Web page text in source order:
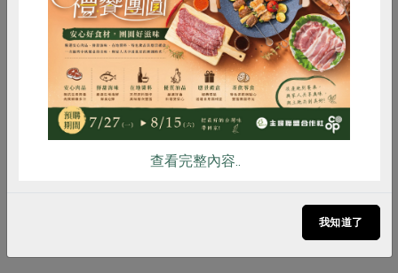
蔡志強(立川農場股份有限公司)
吳郭魚-500g
冷凍
$165 暫無庫存
蔡志強(立川農場股份有限公司)
吳郭魚下巴-500g
500公克
葷 冷凍
$120
惜食 RPET 食譜 減硝酸鹽
雞蛋 食安 共同購買
查看完整內容..
我知道了